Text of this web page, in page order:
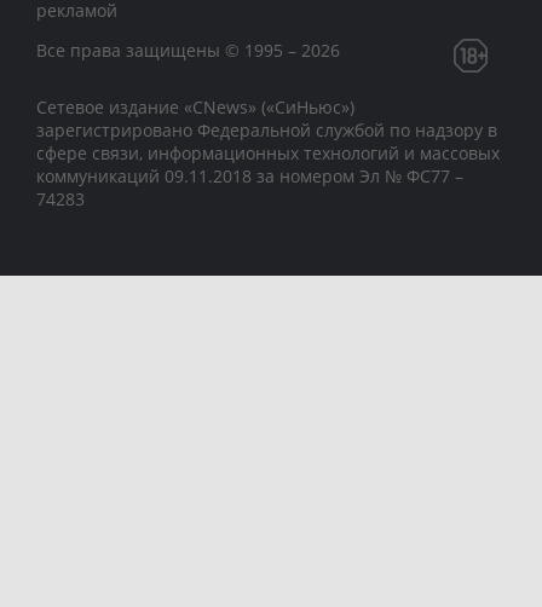
рекламой
Все права защищены © 1995 – 2026
Сетевое издание «CNews» («СиНьюс»)
зарегистрировано Федеральной службой по надзору в
сфере связи, информационных технологий и массовых
коммуникаций 09.11.2018 за номером Эл № ФС77 –
74283